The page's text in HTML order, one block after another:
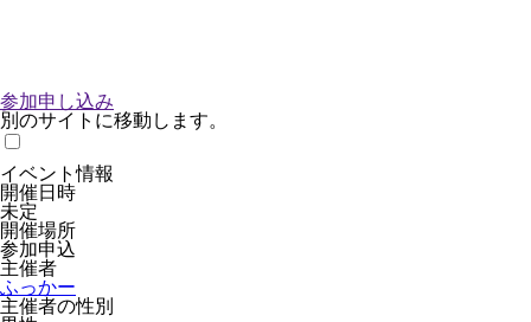
参加申し込み
別のサイトに移動します。
イベント情報
開催日時
未定
開催場所
参加申込
主催者
ふっかー
主催者の性別